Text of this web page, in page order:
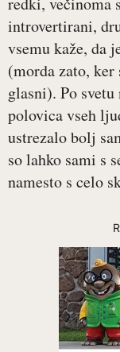
introvertirani,
vsemu kaže, da
(morda zato,
glasni). Po
polovica vseh
ustrezalo bolj
so lahko sami s
namesto s celo